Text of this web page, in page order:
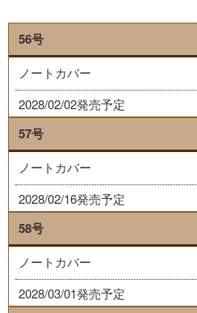
56号
ノートカバー
2028/02/02発売予定
57号
ノートカバー
2028/02/16発売予定
58号
ノートカバー
2028/03/01発売予定